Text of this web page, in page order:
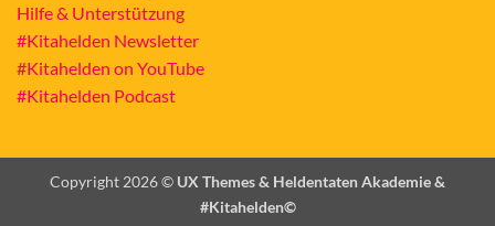
Hilfe & Unterstützung
#Kitahelden Newsletter
#Kitahelden on YouTube
#Kitahelden Podcast
Copyright 2026 © UX Themes & Heldentaten Akademie &
#Kitahelden©